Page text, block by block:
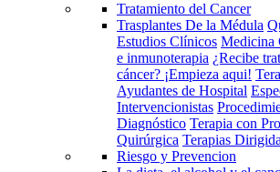
Tratamiento del Cancer
Trasplantes De la Médula
Estudios Clínicos Medicina
e inmunoterapia ¿Recibe
cáncer? ¡Empieza aqui!
Ayudantes de Hospital
Intervencionistas
Diagnóstico Terapia con
Quirúrgica Terapias
Riesgo y Prevencion